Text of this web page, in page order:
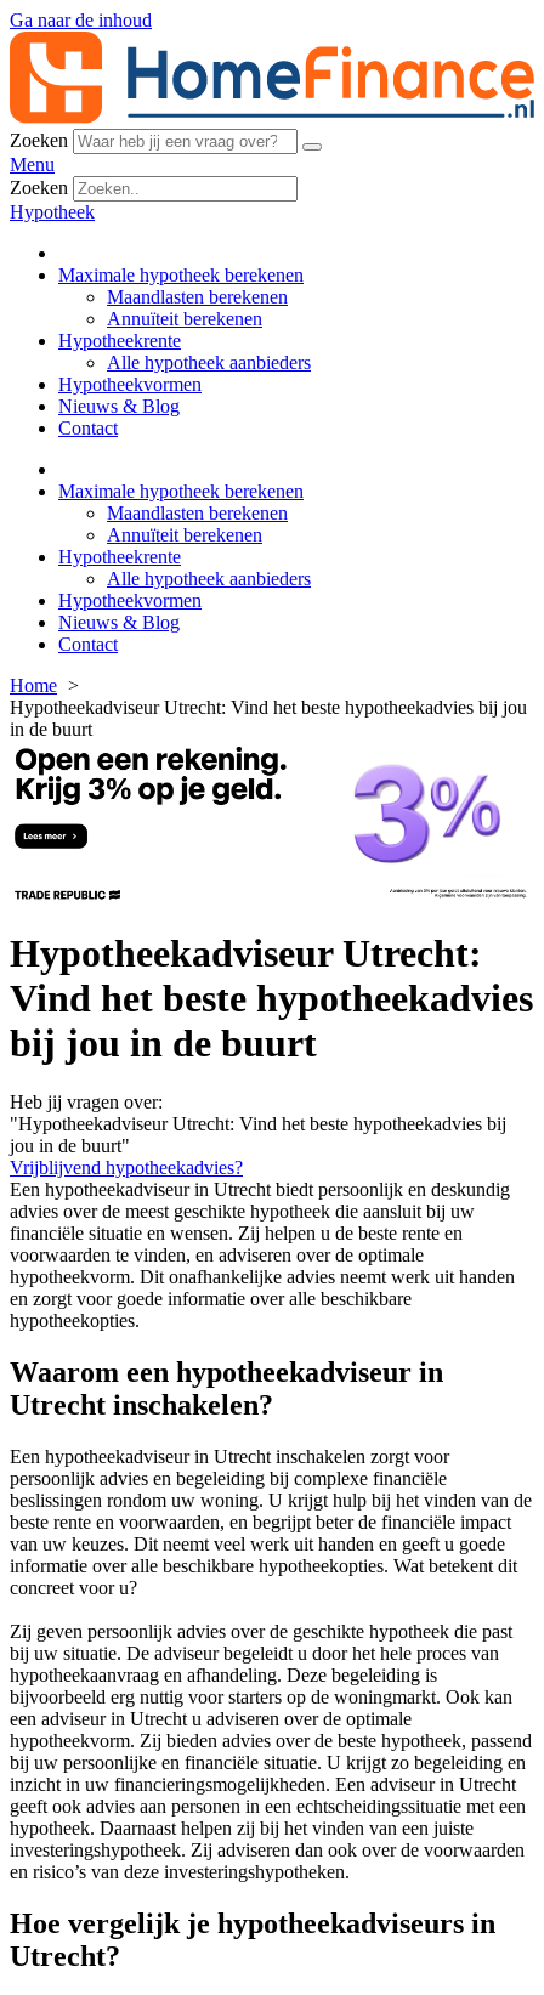
Ga naar de inhoud
Zoeken
Menu
Zoeken
Hypotheek
Maximale hypotheek berekenen
Maandlasten berekenen
Annuïteit berekenen
Hypotheekrente
Alle hypotheek aanbieders
Hypotheekvormen
Nieuws & Blog
Contact
Maximale hypotheek berekenen
Maandlasten berekenen
Annuïteit berekenen
Hypotheekrente
Alle hypotheek aanbieders
Hypotheekvormen
Nieuws & Blog
Contact
Home
Hypotheekadviseur Utrecht: Vind het beste hypotheekadvies bij jou
in de buurt
Hypotheekadviseur Utrecht:
Vind het beste hypotheekadvies
bij jou in de buurt
Heb jij vragen over:
"Hypotheekadviseur Utrecht: Vind het beste hypotheekadvies bij
jou in de buurt"
Vrijblijvend hypotheekadvies?
Een hypotheekadviseur in Utrecht biedt persoonlijk en deskundig
advies over de meest geschikte hypotheek die aansluit bij uw
financiële situatie en wensen. Zij helpen u de beste rente en
voorwaarden te vinden, en adviseren over de optimale
hypotheekvorm. Dit onafhankelijke advies neemt werk uit handen
en zorgt voor goede informatie over alle beschikbare
hypotheekopties.
Waarom een hypotheekadviseur in
Utrecht inschakelen?
Een hypotheekadviseur in Utrecht inschakelen zorgt voor
persoonlijk advies en begeleiding bij complexe financiële
beslissingen rondom uw woning. U krijgt hulp bij het vinden van de
beste rente en voorwaarden, en begrijpt beter de financiële impact
van uw keuzes. Dit neemt veel werk uit handen en geeft u goede
informatie over alle beschikbare hypotheekopties. Wat betekent dit
concreet voor u?
Zij geven persoonlijk advies over de geschikte hypotheek die past
bij uw situatie. De adviseur begeleidt u door het hele proces van
hypotheekaanvraag en afhandeling. Deze begeleiding is
bijvoorbeeld erg nuttig voor starters op de woningmarkt. Ook kan
een adviseur in Utrecht u adviseren over de optimale
hypotheekvorm. Zij bieden advies over de beste hypotheek, passend
bij uw persoonlijke en financiële situatie. U krijgt zo begeleiding en
inzicht in uw financieringsmogelijkheden. Een adviseur in Utrecht
geeft ook advies aan personen in een echtscheidingssituatie met een
hypotheek. Daarnaast helpen zij bij het vinden van een juiste
investeringshypotheek. Zij adviseren dan ook over de voorwaarden
en risico’s van deze investeringshypotheken.
Hoe vergelijk je hypotheekadviseurs in
Utrecht?